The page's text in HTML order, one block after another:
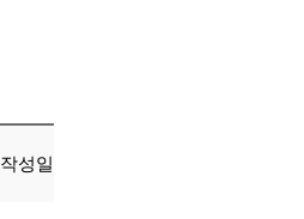
작성일